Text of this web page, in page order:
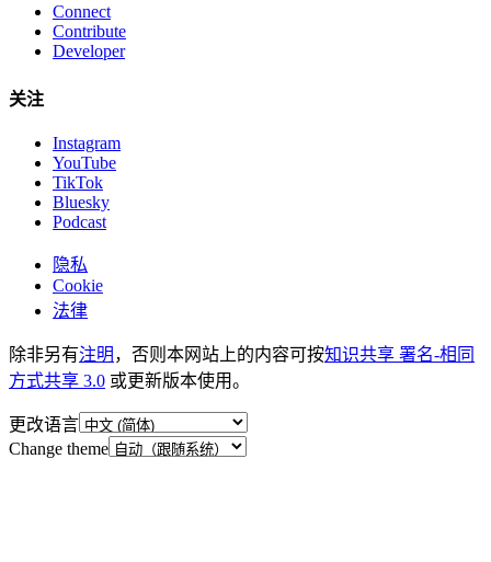
Connect
Contribute
Developer
关注
Instagram
YouTube
TikTok
Bluesky
Podcast
隐私
Cookie
法律
除非另有注明 ，否则本网站上的内容可按知识共享 署名-相同
方式共享 3.0 或更新版本使用。
更改语言
Change theme